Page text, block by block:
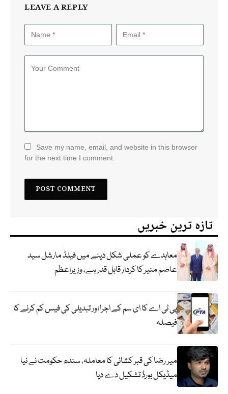
LEAVE A REPLY
Save my name, email, and website in this browser
for the next time I comment.
تازہ ترین خبریں
معاہدے کو عملی شکل دینے میں فیلڈ مارشل سید
عاصم منیر کا کردار قابل قدر ہے، وزیراعظم
پی ٹی اے کا ای سم کے اجرا اور تبدیلی کی فیس کم کرنے کا
فیصلہ
میر رضا کی قبر کشائی کا معاملہ، سندھ حکومت نے نیا
میڈیکل بورڈ تشکیل دے دیا